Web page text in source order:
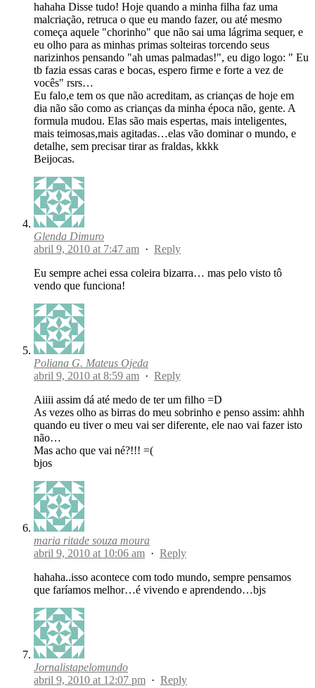
hahaha Disse tudo! Hoje quando a minha filha faz uma
malcriação, retruca o que eu mando fazer, ou até mesmo
começa aquele "chorinho" que não sai uma lágrima sequer, e
eu olho para as minhas primas solteiras torcendo seus
narizinhos pensando "ah umas palmadas!", eu digo logo: " Eu
tb fazia essas caras e bocas, espero firme e forte a vez de
vocês" rsrs…
Eu falo,e tem os que não acreditam, as crianças de hoje em
dia não são como as crianças da minha época não, gente. A
formula mudou. Elas são mais espertas, mais inteligentes,
mais teimosas,mais agitadas…elas vão dominar o mundo, e
detalhe, sem precisar tirar as fraldas, kkkk
Beijocas.
Glenda Dimuro
abril 9, 2010 at 7:47 am · Reply
Eu sempre achei essa coleira bizarra… mas pelo visto tô
vendo que funciona!
Poliana G. Mateus Ojeda
abril 9, 2010 at 8:59 am · Reply
Aiiii assim dá até medo de ter um filho =D
As vezes olho as birras do meu sobrinho e penso assim: ahhh
quando eu tiver o meu vai ser diferente, ele nao vai fazer isto
não…
Mas acho que vai né?!!! =(
bjos
maria ritade souza moura
abril 9, 2010 at 10:06 am · Reply
hahaha..isso acontece com todo mundo, sempre pensamos
que faríamos melhor…é vivendo e aprendendo…bjs
Jornalistapelomundo
abril 9, 2010 at 12:07 pm · Reply